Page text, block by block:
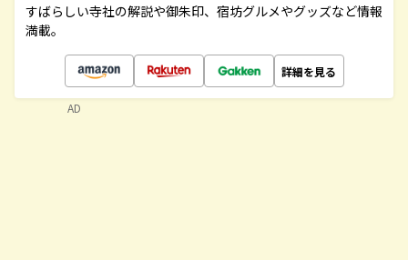
すばらしい寺社の解説や御朱印、宿坊グルメやグッズなど情報
満載。
詳細を見る
AD